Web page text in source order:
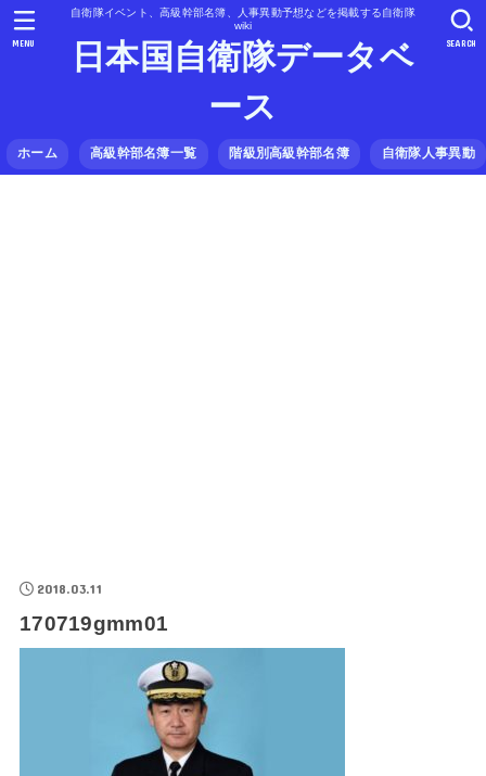
自衛隊イベント、高級幹部名簿、人事異動予想などを掲載する自衛隊
wiki
日本国自衛隊データベ
ース
ホーム 高級幹部名簿一覧 階級別高級幹部名簿 自衛隊人事異動
SEARCH
MENU
2018.03.11
170719gmm01